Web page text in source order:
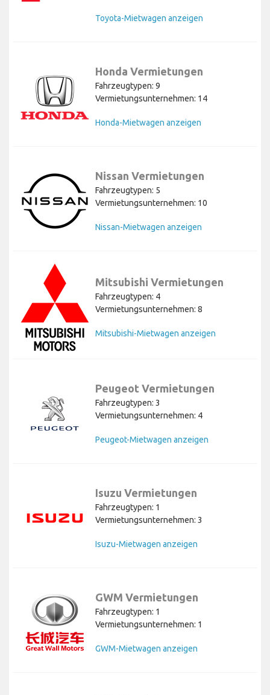
Toyota-Mietwagen anzeigen
Honda Vermietungen
Fahrzeugtypen: 9
Vermietungsunternehmen: 14
Honda-Mietwagen anzeigen
Nissan Vermietungen
Fahrzeugtypen: 5
Vermietungsunternehmen: 10
Nissan-Mietwagen anzeigen
Mitsubishi Vermietungen
Fahrzeugtypen: 4
Vermietungsunternehmen: 8
Mitsubishi-Mietwagen anzeigen
Peugeot Vermietungen
Fahrzeugtypen: 3
Vermietungsunternehmen: 4
Peugeot-Mietwagen anzeigen
Isuzu Vermietungen
Fahrzeugtypen: 1
Vermietungsunternehmen: 3
Isuzu-Mietwagen anzeigen
GWM Vermietungen
Fahrzeugtypen: 1
Vermietungsunternehmen: 1
GWM-Mietwagen anzeigen